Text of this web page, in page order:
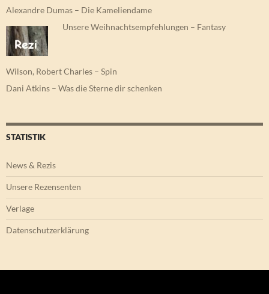
Alexandre Dumas – Die Kameliendame
Unsere Weihnachtsempfehlungen – Fantasy
Wilson, Robert Charles – Spin
Dani Atkins – Was die Sterne dir schenken
STATISTIK
News & Rezis
Unsere Rezensenten
Verlage
Datenschutzerklärung